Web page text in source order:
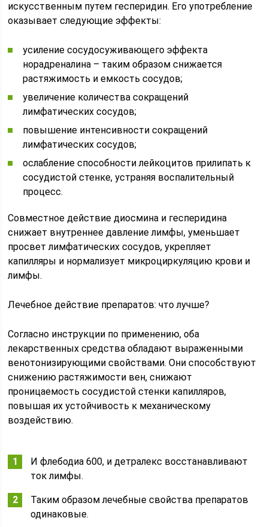
искусственным путем гесперидин. Его употребление
оказывает следующие эффекты:
усиление сосудосуживающего эффекта
норадреналина – таким образом снижается
растяжимость и емкость сосудов;
увеличение количества сокращений
лимфатических сосудов;
повышение интенсивности сокращений
лимфатических сосудов;
ослабление способности лейкоцитов прилипать к
сосудистой стенке, устраняя воспалительный
процесс.
Совместное действие диосмина и гесперидина
снижает внутреннее давление лимфы, уменьшает
просвет лимфатических сосудов, укрепляет
капилляры и нормализует микроциркуляцию крови и
лимфы.
Лечебное действие препаратов: что лучше?
Согласно инструкции по применению, оба
лекарственных средства обладают выраженными
венотонизирующими свойствами. Они способствуют
снижению растяжимости вен, снижают
проницаемость сосудистой стенки капилляров,
повышая их устойчивость к механическому
воздействию.
И флебодиа 600, и детралекс восстанавливают
ток лимфы.
Таким образом лечебные свойства препаратов
одинаковые.